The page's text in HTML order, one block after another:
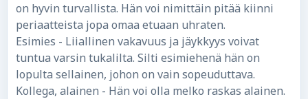
on hyvin turvallista. Hän voi nimittäin pitää kiinni
periaatteista jopa omaa etuaan uhraten.
Esimies - Liiallinen vakavuus ja jäykkyys voivat
tuntua varsin tukalilta. Silti esimiehenä hän on
lopulta sellainen, johon on vain sopeuduttava.
Kollega, alainen - Hän voi olla melko raskas alainen.